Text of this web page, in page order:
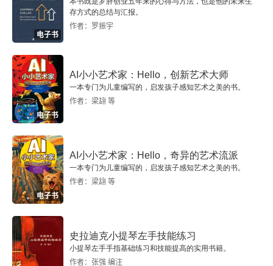
电子书
存方式的总结与汇报。
作者：罗振宇
电子书
AI小小艺术家：Hello，创新艺术大师
一本专门为儿童编写的，启发孩子感知艺术之美的书。
作者：梁翃 等
电子书
AI小小艺术家：Hello，奇异的艺术流派
一本专门为儿童编写的，启发孩子感知艺术之美的书。
作者：梁翃 等
史拉迪克小提琴左手技能练习
小提琴左手手指基础练习和技能提高的实用书籍。
作者：张强 编注